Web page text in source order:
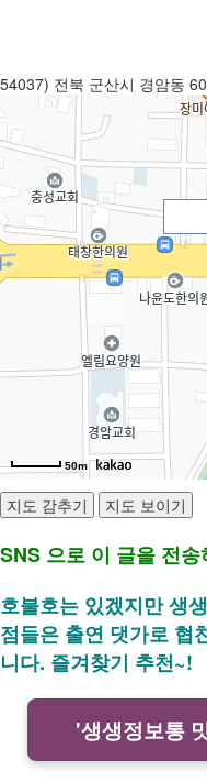
54037) 전북 군산시 경암동
50m
SNS 으로 이 글을 전
호불호는 있겠지만 생
점들은 출연 댓가로 협
니다. 즐겨찾기 추천~!
'생생정보통